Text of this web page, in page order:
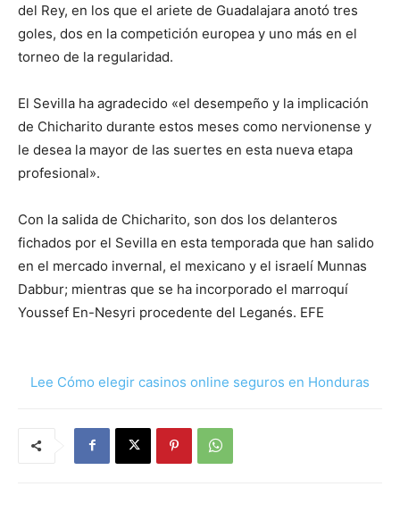
del Rey, en los que el ariete de Guadalajara anotó tres
goles, dos en la competición europea y uno más en el
torneo de la regularidad.
El Sevilla ha agradecido «el desempeño y la implicación
de Chicharito durante estos meses como nervionense y
le desea la mayor de las suertes en esta nueva etapa
profesional».
Con la salida de Chicharito, son dos los delanteros
fichados por el Sevilla en esta temporada que han salido
en el mercado invernal, el mexicano y el israelí Munnas
Dabbur; mientras que se ha incorporado el marroquí
Youssef En-Nesyri procedente del Leganés. EFE
Lee Cómo elegir casinos online seguros en Honduras